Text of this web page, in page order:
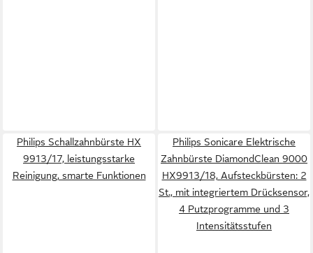
Philips Schallzahnbürste HX
9913/17, leistungsstarke
Reinigung, smarte Funktionen
Philips Sonicare Elektrische
Zahnbürste DiamondClean 9000
HX9913/18, Aufsteckbürsten: 2
St., mit integriertem Drücksensor,
4 Putzprogramme und 3
Intensitätsstufen